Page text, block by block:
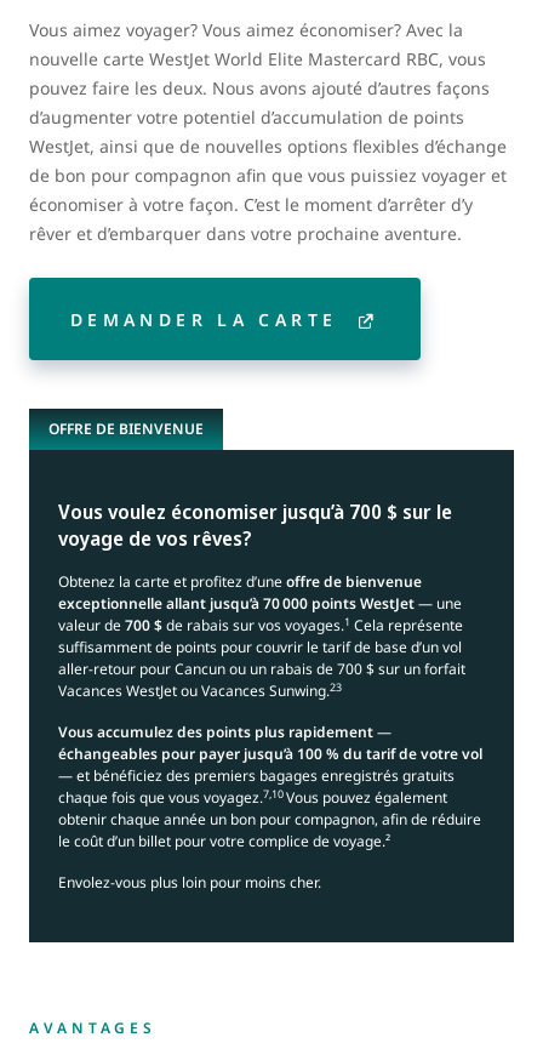
Vous aimez voyager? Vous aimez économiser? Avec la
nouvelle carte WestJet World Elite Mastercard RBC, vous
pouvez faire les deux. Nous avons ajouté d’autres façons
d’augmenter votre potentiel d’accumulation de points
WestJet, ainsi que de nouvelles options flexibles d’échange
de bon pour compagnon afin que vous puissiez voyager et
économiser à votre façon. C’est le moment d’arrêter d’y
rêver et d’embarquer dans votre prochaine aventure.
DEMANDER LA CARTE
OFFRE DE BIENVENUE
Vous voulez économiser jusqu’à 700 $ sur le
voyage de vos rêves?
Obtenez la carte et profitez d’uneoffre de bienvenue
exceptionnelle allant jusqu’à 70 000 points WestJet— une
valeur de700 $de rabais sur vos voyages.1 Cela représente
suffisamment de points pour couvrir le tarif de base d’un vol
aller-retour pour Cancun ou un rabais de 700 $ sur un forfait
Vacances WestJet ou Vacances Sunwing.23
Vous accumulez des points plus rapidement—
échangeables pour payer jusqu’à 100 % du tarif de votre vol
— et bénéficiez des premiers bagages enregistrés gratuits
chaque fois que vous voyagez.7,10Vous pouvez également
obtenir chaque année un bon pour compagnon, afin de réduire
le coût d’un billet pour votre complice de voyage.²
Envolez-vous plus loin pour moins cher.
AVANTAGES